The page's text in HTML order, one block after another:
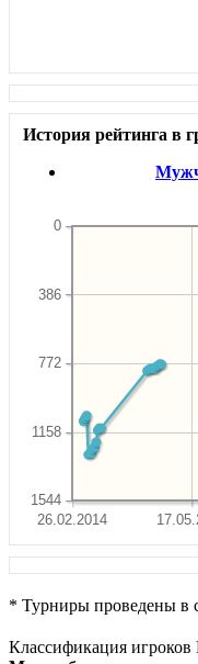
История рейтинга в
26.02.2014
1544
1158
772
386
0
* Турниры проведены в
Классификация игроков